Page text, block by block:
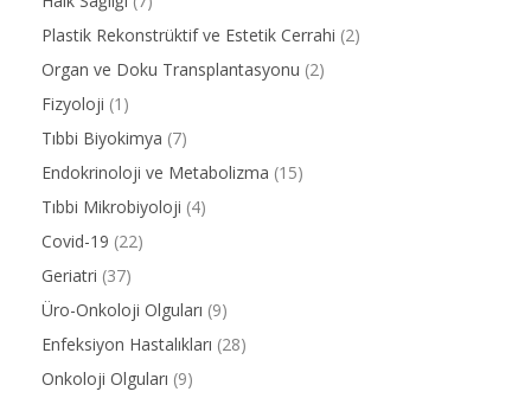
Plastik Rekonstrüktif ve Estetik Cerrahi (2)
Organ ve Doku Transplantasyonu (2)
Fizyoloji (1)
Tıbbi Biyokimya (7)
Endokrinoloji ve Metabolizma (15)
Tıbbi Mikrobiyoloji (4)
Covid-19 (22)
Geriatri (37)
Üro-Onkoloji Olguları (9)
Enfeksiyon Hastalıkları (28)
Onkoloji Olguları (9)